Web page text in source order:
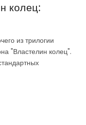
колец:
из трилогии
"Властелин колец".